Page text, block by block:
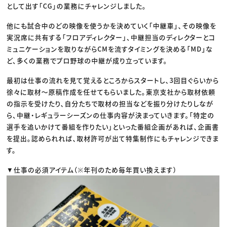
として出す「CG」の業務にチャレンジしました。
他にも試合中のどの映像を使うかを決めていく「中継車」、その映像を
実況席に共有する「フロアディレクター」、中継担当のディレクターとコ
ミュニケーションを取りながらCMを流すタイミングを決める「MD」な
ど、多くの業務でプロ野球の中継が成り立っています。
最初は仕事の流れを見て覚えるところからスタートし、3回目ぐらいから
徐々に取材〜原稿作成を任せてもらいました。東京支社から取材依頼
の指示を受けたり、自分たちで取材の担当などを振り分けたりしなが
ら、中継・レギュラーシーズンの仕事内容が決まっていきます。「特定の
選手を追いかけて番組を作りたい」といった番組企画があれば、企画書
を提出。認められれば、取材許可が出て特集制作にもチャレンジできま
す。
▼仕事の必須アイテム（※年刊のため毎年買い換えます）